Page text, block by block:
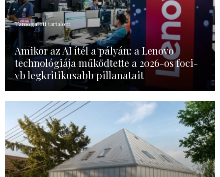
Támogatott tartalom
Amikor az AI ítél a pályán: a Lenovo
technológiája működtette a 2026-os foci-
vb legkritikusabb pillanatait